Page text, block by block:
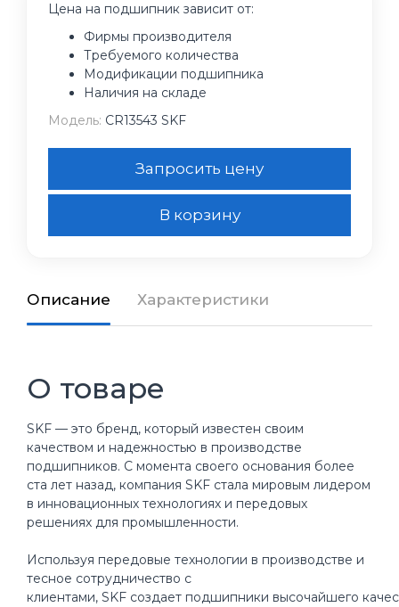
Цена на подшипник зависит от:
Фирмы производителя
Требуемого количества
Модификации подшипника
Наличия на складе
Модель: CR13543 SKF
Запросить цену
В корзину
Описание Характеристики
О товаре
SKF — это бренд, который известен своим
качеством и надежностью в производстве
подшипников. С момента своего основания более
ста лет назад, компания SKF стала мировым лидером
в инновационных технологиях и передовых
решениях для промышленности.
Используя передовые технологии в производстве и
тесное сотрудничество с
клиентами, SKF создает подшипники высочайшего